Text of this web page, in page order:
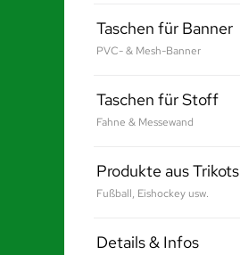
Taschen für Banner
PVC- & Mesh-Banner
Taschen für Stoff
Fahne & Messewand
Produkte aus Trikots
Fußball, Eishockey usw.
Details & Infos